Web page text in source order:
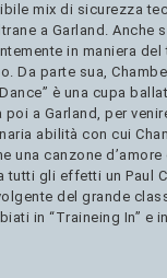
mix di sicurezza
a Garland. Anche
in maniera
Da parte sua,
è una cupa
a Garland, per
abilità con cui
una canzone
gli effetti un Paul
del grande
in “Traineing In” e